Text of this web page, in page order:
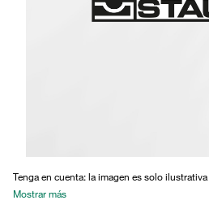
Tenga en cuenta: la imagen es solo
Mostrar más